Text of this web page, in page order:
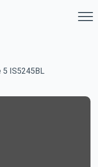
5 IS5245BL